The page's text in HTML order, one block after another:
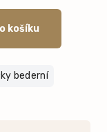
košíku
bederní